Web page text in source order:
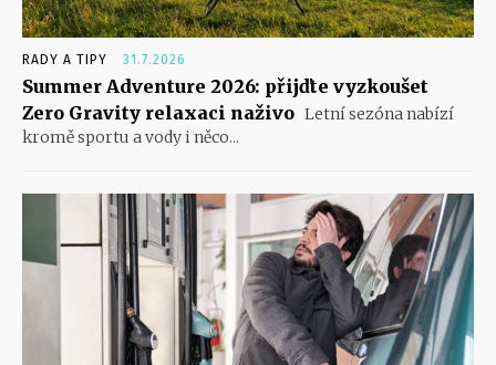
RADY A TIPY 31.7.2026
Summer Adventure 2026: přijďte vyzkoušet
Zero Gravity relaxaci naživo Letní sezóna nabízí
kromě sportu a vody i něco...